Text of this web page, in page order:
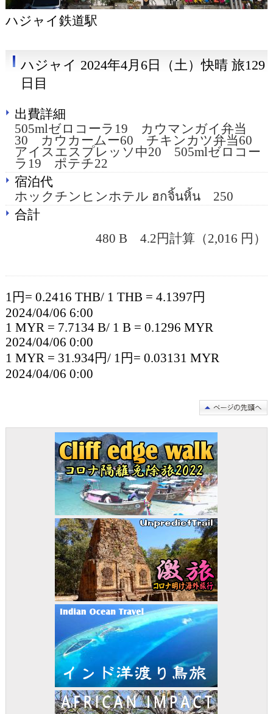
ハジャイ鉄道駅
ハジャイ 2024年4月6日（土）快晴 旅129
日目
出費詳細
505mlゼロコーラ19 カウマンガイ弁当
30 カウカームー60 チキンカツ弁当60
アイスエスプレッソ中20 505mlゼロコー
ラ19 ポテチ22
宿泊代
ホックチンヒンホテル ฮกจิ้นหิ้น 250
合計
480 B 4.2円計算（2,016 円）
1円= 0.2416 THB/ 1 THB = 4.1397円
2024/04/06 6:00
1 MYR = 7.7134 B/ 1 B = 0.1296 MYR
2024/04/06 0:00
1 MYR = 31.934円/ 1円= 0.03131 MYR
2024/04/06 0:00